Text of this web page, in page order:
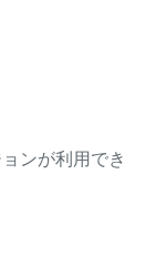
ンが利用でき